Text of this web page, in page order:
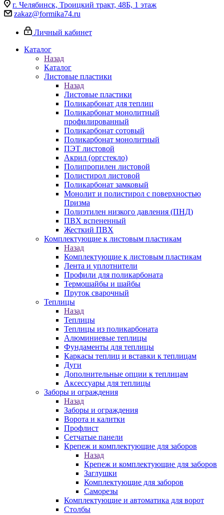
г. Челябинск, Троицкий тракт, 48Б, 1 этаж
zakaz@formika74.ru
Личный кабинет
Каталог
Назад
Каталог
Листовые пластики
Назад
Листовые пластики
Поликарбонат для теплиц
Поликарбонат монолитный
профилированный
Поликарбонат сотовый
Поликарбонат монолитный
ПЭТ листовой
Акрил (оргстекло)
Полипропилен листовой
Полистирол листовой
Поликарбонат замковый
Монолит и полистирол с поверхностью
Призма
Полиэтилен низкого давления (ПНД)
ПВХ вспененный
Жесткий ПВХ
Комплектующие к листовым пластикам
Назад
Комплектующие к листовым пластикам
Лента и уплотнители
Профили для поликарбоната
Термошайбы и шайбы
Пруток сварочный
Теплицы
Назад
Теплицы
Теплицы из поликарбоната
Алюминиевые теплицы
Фундаменты для теплицы
Каркасы теплиц и вставки к теплицам
Дуги
Дополнительные опции к теплицам
Аксессуары для теплицы
Заборы и ограждения
Назад
Заборы и ограждения
Ворота и калитки
Профлист
Сетчатые панели
Крепеж и комплектующие для заборов
Назад
Крепеж и комплектующие для заборов
Заглушки
Комплектующие для заборов
Саморезы
Комплектующие и автоматика для ворот
Столбы